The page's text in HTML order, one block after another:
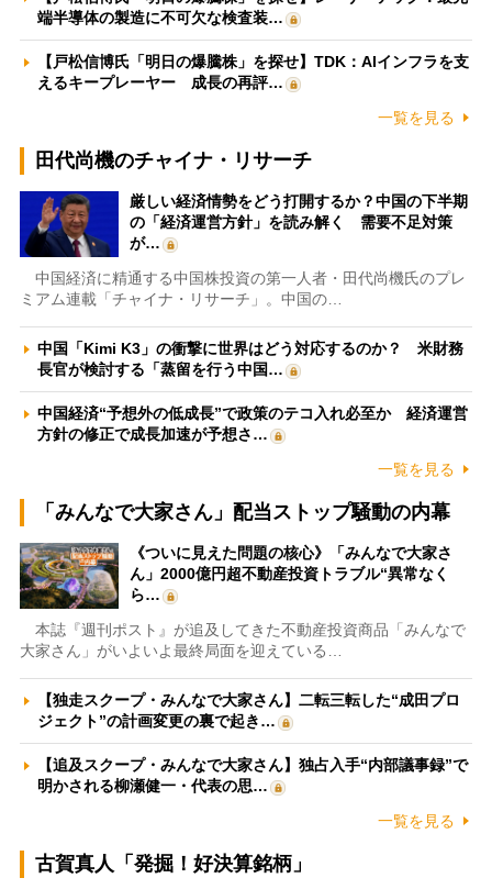
端半導体の製造に不可欠な検査装…
【戸松信博氏「明日の爆騰株」を探せ】TDK：AIインフラを支
えるキープレーヤー 成長の再評…
一覧を見る
田代尚機のチャイナ・リサーチ
厳しい経済情勢をどう打開するか？中国の下半期
の「経済運営方針」を読み解く 需要不足対策
が…
中国経済に精通する中国株投資の第一人者・田代尚機氏のプレ
ミアム連載「チャイナ・リサーチ」。中国の…
中国「Kimi K3」の衝撃に世界はどう対応するのか？ 米財務
長官が検討する「蒸留を行う中国…
中国経済“予想外の低成長”で政策のテコ入れ必至か 経済運営
方針の修正で成長加速が予想さ…
一覧を見る
「みんなで大家さん」配当ストップ騒動の内幕
《ついに見えた問題の核心》「みんなで大家さ
ん」2000億円超不動産投資トラブル“異常なく
ら…
本誌『週刊ポスト』が追及してきた不動産投資商品「みんなで
大家さん」がいよいよ最終局面を迎えている…
【独走スクープ・みんなで大家さん】二転三転した“成田プロ
ジェクト”の計画変更の裏で起き…
【追及スクープ・みんなで大家さん】独占入手“内部議事録”で
明かされる柳瀬健一・代表の思…
一覧を見る
古賀真人「発掘！好決算銘柄」